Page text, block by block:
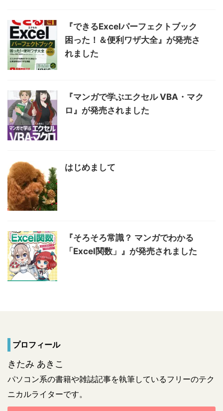
『できるExcelパーフェクトブック
困った！＆便利ワザ大全』が発売さ
れました
『マンガで学ぶエクセル VBA・マク
ロ』が発売されました
はじめまして
『そろそろ常識？ マンガでわかる
「Excel関数」』が発売されました
プロフィール
きたみ あきこ
パソコン系の書籍や雑誌記事を執筆しているフリーのテク
ニカルライターです。